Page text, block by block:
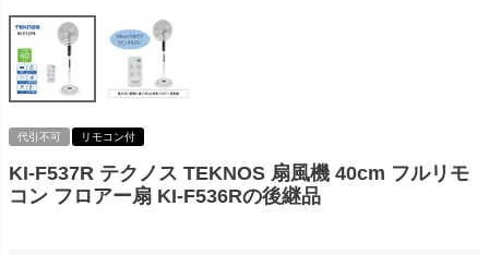
代引不可 リモコン付
KI-F537R テクノス TEKNOS 扇風機 40cm フルリモ
コン フロアー扇 KI-F536Rの後継品